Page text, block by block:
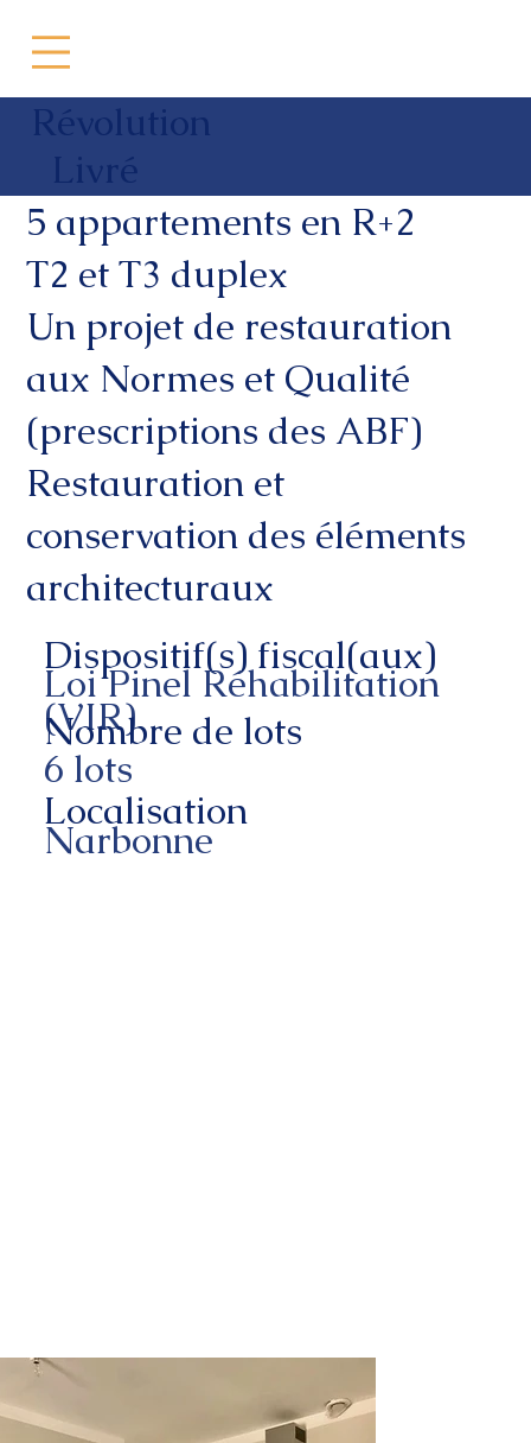
Révolution
Livré
5 appartements en R+2
T2 et T3 duplex
Un projet de restauration
aux Normes et Qualité
(prescriptions des ABF)
Restauration et
conservation des éléments
architecturaux
Dispositif(s) fiscal(aux)
Loi Pinel Réhabilitation
(VIR)
Nombre de lots
6 lots
Localisation
Narbonne